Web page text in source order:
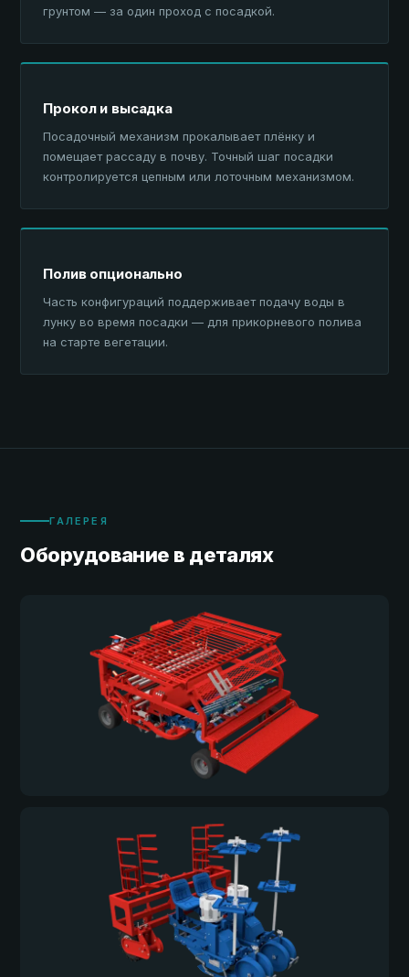
грунтом — за один проход с посадкой.
Прокол и высадка
Посадочный механизм прокалывает плёнку и
помещает рассаду в почву. Точный шаг посадки
контролируется цепным или лоточным механизмом.
Полив опционально
Часть конфигураций поддерживает подачу воды в
лунку во время посадки — для прикорневого полива
на старте вегетации.
ГАЛЕРЕЯ
Оборудование в деталях